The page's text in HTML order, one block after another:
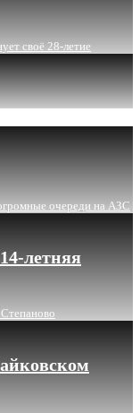
своё 28-летие
очереди на АЗС
летняя